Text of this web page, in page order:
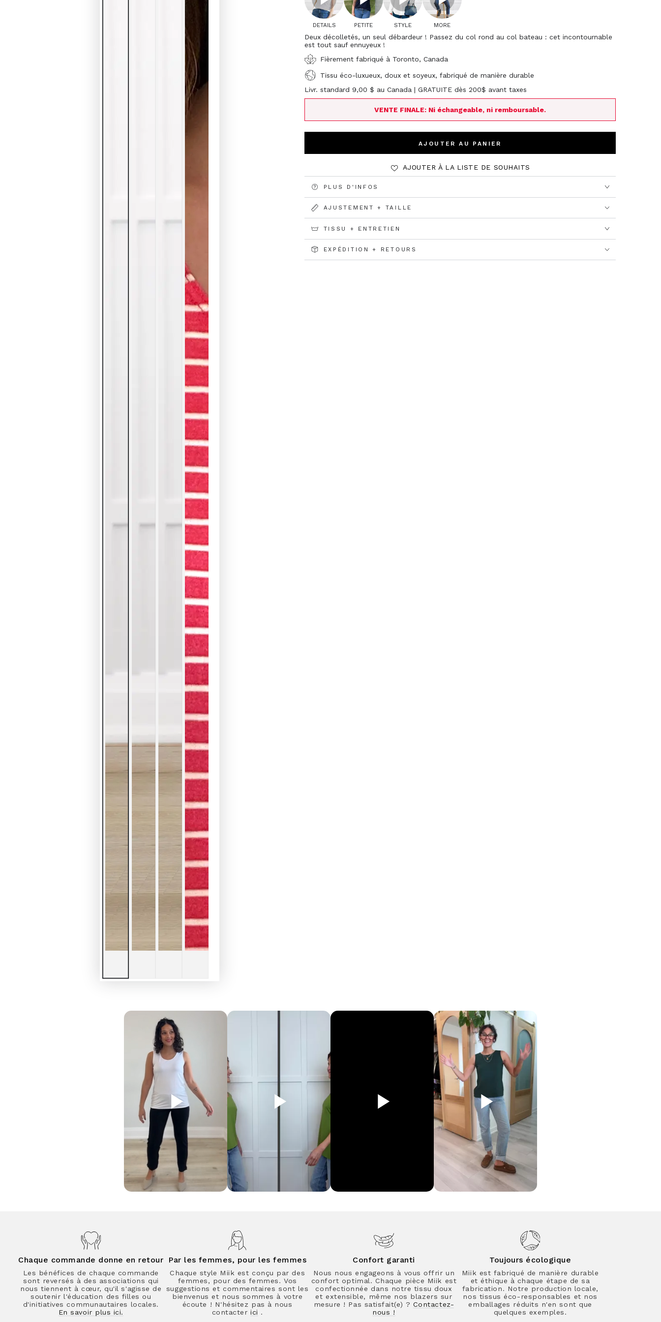
DETAILS PETITE STYLE MORE
Deux décolletés, un seul débardeur ! Passez du col rond au col bateau : cet incontournable
est tout sauf ennuyeux !
Fièrement fabriqué à Toronto, Canada
Tissu éco-luxueux, doux et soyeux, fabriqué de manière durable
Livr. standard 9,00 $ au Canada | GRATUITE dès 200$ avant taxes
VENTE FINALE: Ni échangeable, ni remboursable.
AJOUTER AU PANIER
AJOUTER À LA LISTE DE SOUHAITS
PLUS D'INFOS
AJUSTEMENT + TAILLE
TISSU + ENTRETIEN
EXPÉDITION + RETOURS
Chaque commande donne en retour
Les bénéfices de chaque commande
sont reversés à des associations qui
nous tiennent à cœur, qu'il s'agisse de
soutenir l'éducation des filles ou
d'initiatives communautaires locales.
En savoir plus ici.
Par les femmes, pour les femmes
Chaque style Miik est conçu par des
femmes, pour des femmes. Vos
suggestions et commentaires sont les
bienvenus et nous sommes à votre
écoute ! N'hésitez pas à nous
contacter ici .
Confort garanti
Nous nous engageons à vous offrir un
confort optimal. Chaque pièce Miik est
confectionnée dans notre tissu doux
et extensible, même nos blazers sur
mesure ! Pas satisfait(e) ? Contactez-
nous !
Toujours écologique
Miik est fabriqué de manière durable
et éthique à chaque étape de sa
fabrication. Notre production locale,
nos tissus éco-responsables et nos
emballages réduits n'en sont que
quelques exemples.